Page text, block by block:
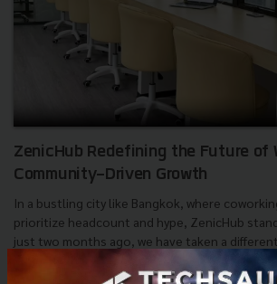
ZenicHub Redefining the Future of
Community-Driven Growth
In a bustling city like Bangkok, where
prioritize headcount and hype, ZenicHub
just two months ago, we have taken a different
| ByTechsauce Team